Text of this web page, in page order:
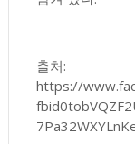
출처:
https://